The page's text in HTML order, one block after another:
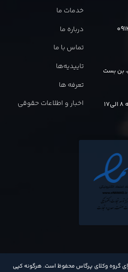
گروه وکلای پرگاس محفوظ است. هرگونه کپی
خدمات ما
درباره ما
تماس با ما
تاییدیه‌ها
تعرفه ها
اخبار و اطلاعات حقوقی
بن بست